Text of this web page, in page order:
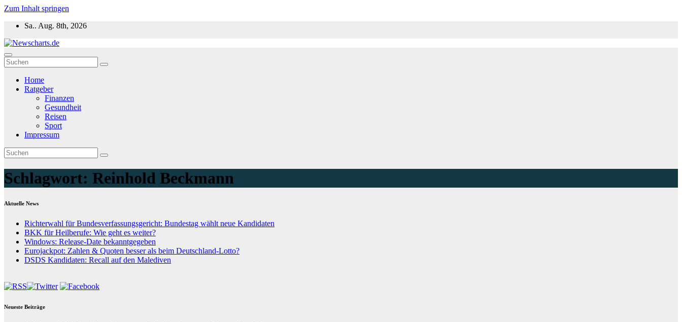
Zum Inhalt springen
Sa.. Aug. 8th, 2026
Newscharts.de
Aktuelle News zu Politik, Wirtschaft & Unterhaltung weltweit
Home
Ratgeber
Finanzen
Gesundheit
Reisen
Sport
Impressum
Schlagwort: Reinhold Beckmann
Aktuelle News
Richterwahl für Bundesverfassungsgericht: Bundestag wählt neue Kandidaten
BKK für Heilberufe: Wie geht es weiter?
Windows: Release-Date bekanntgegeben
Eurojackpot: Zahlen & Quoten besser als beim Deutschland-Lotto?
DSDS Kandidaten: Recall auf den Malediven
Neueste Beiträge